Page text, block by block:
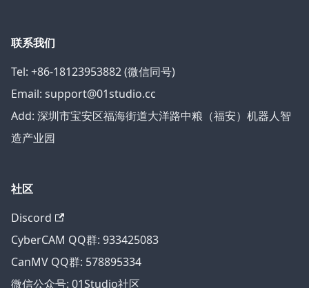
联系我们
Tel: +86-18123953882 (微信同号)
Email: support@01studio.cc
Add: 深圳市宝安区福海街道大洋路中粮（福安）机器人智
造产业园
社区
Discord
CyberCAM QQ群: 933425083
CanMV QQ群: 578895334
微信公众号: 01Studio社区